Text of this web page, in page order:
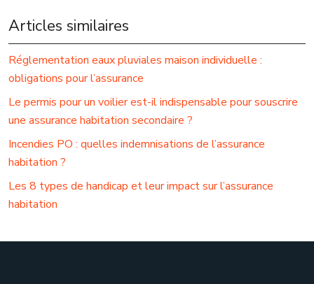
Articles similaires
Réglementation eaux pluviales maison individuelle :
obligations pour l’assurance
Le permis pour un voilier est-il indispensable pour souscrire
une assurance habitation secondaire ?
Incendies PO : quelles indemnisations de l’assurance
habitation ?
Les 8 types de handicap et leur impact sur l’assurance
habitation